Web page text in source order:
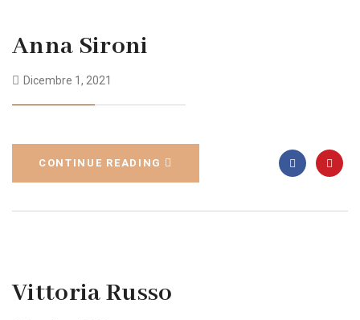
Anna Sironi
Dicembre 1, 2021
CONTINUE READING
Vittoria Russo